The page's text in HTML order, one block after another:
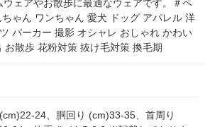
ェアやお散歩に最適なウェアです。＃ペ
ゃん ワンちゃん 愛犬 ドッグ アパレル 洋
パーカー 撮影 オシャレ おしゃれ かわい
お散歩 花粉対策 抜け毛対策 換毛期
24、胴回り (cm)33-35、首周り